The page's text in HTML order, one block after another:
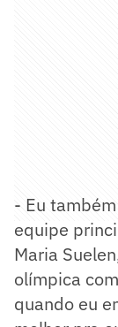
- Eu
equipe
Maria
olímpica
quando eu